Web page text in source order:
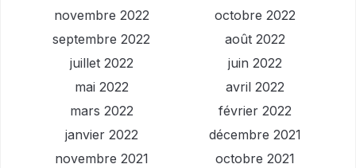
novembre 2022
octobre 2022
septembre 2022
août 2022
juillet 2022
juin 2022
mai 2022
avril 2022
mars 2022
février 2022
janvier 2022
décembre 2021
novembre 2021
octobre 2021